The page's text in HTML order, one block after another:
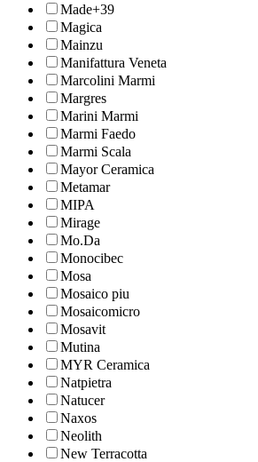
Made+39
Magica
Mainzu
Manifattura Veneta
Marcolini Marmi
Margres
Marini Marmi
Marmi Faedo
Marmi Scala
Mayor Ceramica
Metamar
MIPA
Mirage
Mo.Da
Monocibec
Mosa
Mosaico piu
Mosaicomicro
Mosavit
Mutina
MYR Ceramica
Natpietra
Natucer
Naxos
Neolith
New Terracotta